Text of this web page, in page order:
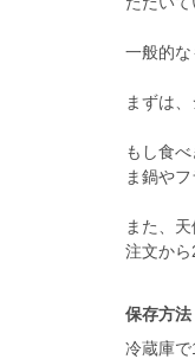
一般的
まずは
もし食
ま鍋や
また、
注文から
保存方法
冷蔵庫